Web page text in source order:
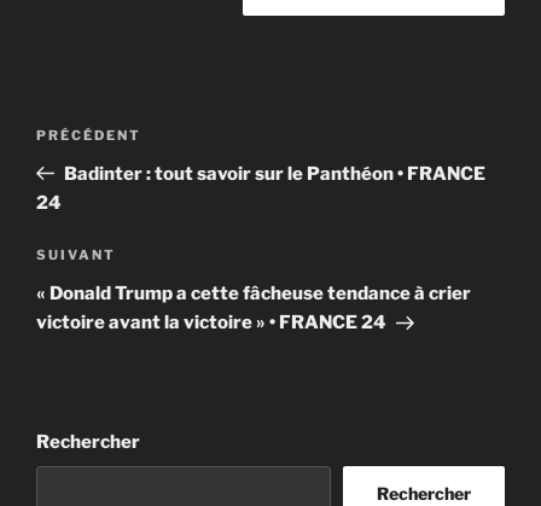
Navigation
l’article
Article
précédent
PRÉCÉDENT
Badinter : tout savoir sur le Panthéon • FRANCE
24
Article
suivant
SUIVANT
« Donald Trump a cette fâcheuse tendance à crier
victoire avant la victoire » • FRANCE 24
Rechercher
Rechercher